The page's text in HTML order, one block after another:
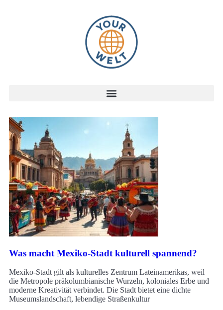
Was macht Mexiko-Stadt kulturell spannend?
Mexiko-Stadt gilt als kulturelles Zentrum Lateinamerikas, weil
die Metropole präkolumbianische Wurzeln, koloniales Erbe und
moderne Kreativität verbindet. Die Stadt bietet eine dichte
Museumslandschaft, lebendige Straßenkultur